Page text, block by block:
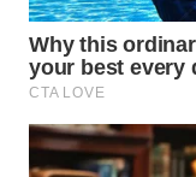
KARAWANG
WN
BEKASI
WN